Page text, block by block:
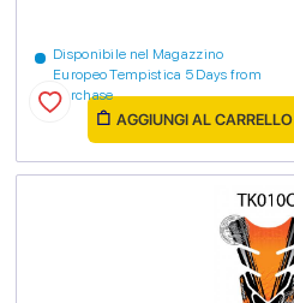
Disponibile nel Magazzino
Europeo Tempistica 5 Days from
purchase
AGGIUNGI AL CARRELLO